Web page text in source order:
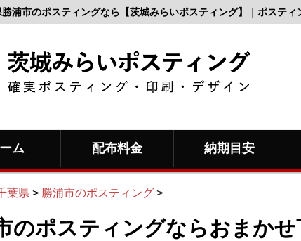
浦市のポスティングなら【茨城みらいポスティング】｜ポステ
ム 配布料金 納期目安
葉県 > 勝浦市のポスティング >
のポスティングならおまか